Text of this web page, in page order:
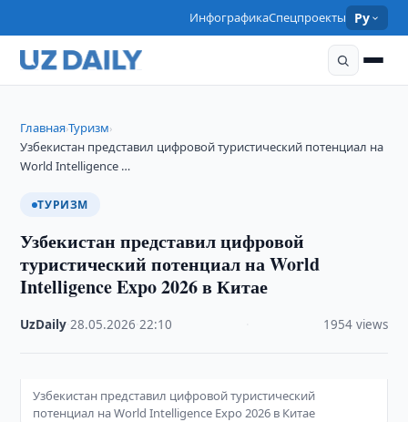
ИнфографикаСпецпроекты Ру
Главная›Туризм›
Узбекистан представил цифровой туристический потенциал на
World Intelligence …
ТУРИЗМ
Узбекистан представил цифровой
туристический потенциал на World
Intelligence Expo 2026 в Китае
UzDaily ·28.05.2026 ·22:10 1954 views
Узбекистан представил цифровой туристический
потенциал на World Intelligence Expo 2026 в Китае